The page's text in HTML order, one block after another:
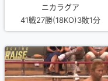
ニカラグア
41戦27勝(18KO)3敗1分